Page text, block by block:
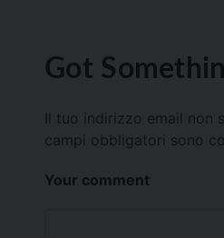
Got
Il tuo indirizzo email non
campi obbligatori sono
Your comment